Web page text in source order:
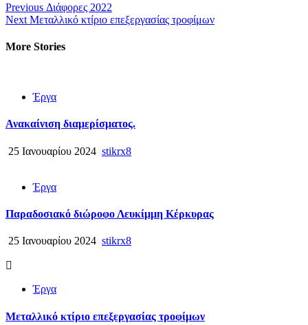
Previous Διάφορες 2022
Next Μεταλλικό κτίριο επεξεργασίας τροφίμων
More Stories
Έργα
Ανακαίνιση διαμερίσματος.
25 Ιανουαρίου 2024 stikrx8
Έργα
Παραδοσιακό διώροφο Λευκίμμη Κέρκυρας
25 Ιανουαρίου 2024 stikrx8
Έργα
Μεταλλικό κτίριο επεξεργασίας τροφίμων